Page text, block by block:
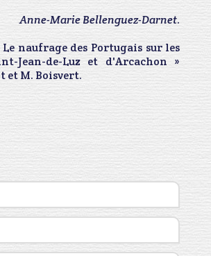
Anne-Marie Bellenguez-Darnet.
naufrage des Portugais sur les
Jean-de-Luz et d'Arcachon »
et M. Boisvert.